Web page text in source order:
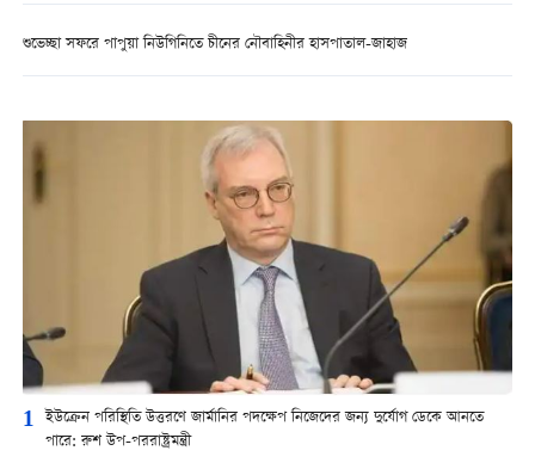
শুভেচ্ছা সফরে পাপুয়া নিউগিনিতে চীনের নৌবাহিনীর হাসপাতাল-জাহাজ
1 ইউক্রেন পরিস্থিতি উত্তরণে জার্মানির পদক্ষেপ নিজেদের জন্য দুর্যোগ ডেকে আনতে
পারে: রুশ উপ-পররাষ্ট্রমন্ত্রী